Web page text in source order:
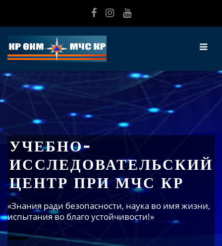
УЧЕБНО-
ИССЛЕДОВАТЕЛЬСКИЙ
ЦЕНТР ПРИ МЧС КР
«Знания ради безопасности, наука во имя жизни,
испытания во благо устойчивости!»